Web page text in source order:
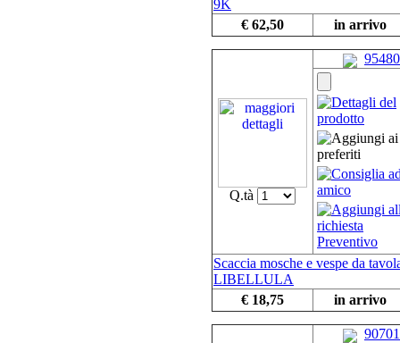
9K
€ 62,50
in arrivo
Q.tà
95480
Scaccia mosche e vespe da
LIBELLULA
€ 18,75
in arrivo
90701